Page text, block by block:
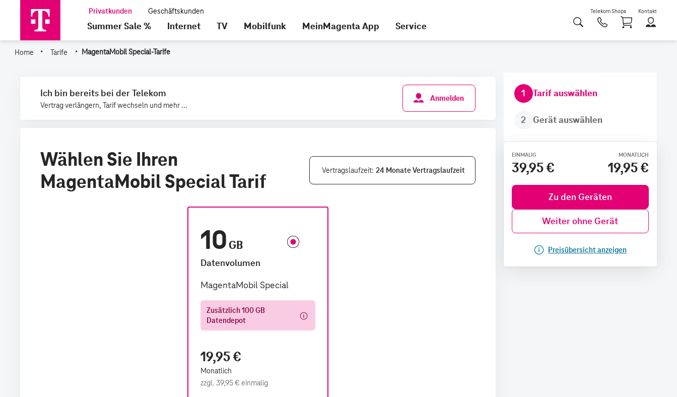
Telekom Shops Kontakt
Summer Sale % Internet TV Mobilfunk MeinMagenta App Service
Home · Tarife · MagentaMobil Special-Tarife
Ich bin bereits bei der Telekom
Vertrag verlängern, Tarif wechseln und mehr ...
Anmelden
Wählen Sie Ihren
MagentaMobil Special Tarif
Vertragslaufzeit 24 Monate Vertragslaufzeit
10GB
Datenvolumen
MagentaMobil Special
Zusätzlich 100 GB
Datendepot
19,95 €
Monatlich
zzgl. 39,95 € einmalig
1 Tarif auswählen
2 Gerät auswählen
EINMALIG
39,95 €
MONATLICH
19,95 €
Zu den Geräten
Weiter ohne Gerät
Preisübersicht anzeigen